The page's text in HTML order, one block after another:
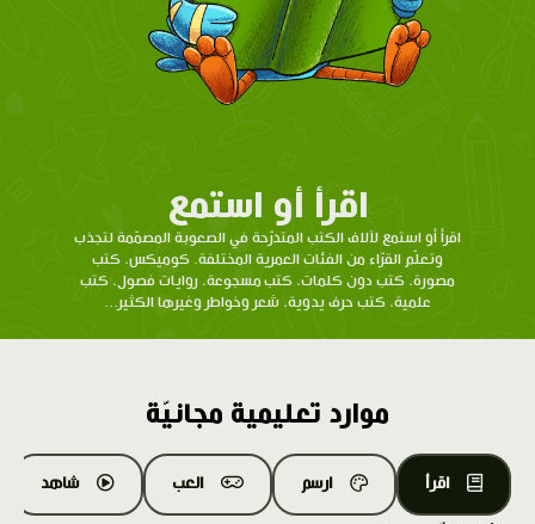
اقرأ أو استمع
اقرأ أو استمع لآلاف الكتب المتدرّحة في الصعوبة المصمّمة لتجذب
وتعلّم القرّاء من الفئات العمرية المختلفة. كوميكس، كتب
مصورة، كتب دون كلمات، كتب مسجوعة، روايات فصول، كتب
علمية، كتب حرف يدوية، شعر وخواطر وغيرها الكثير...
موارد تعليمية مجانيّة
اقرأ ارسم العب شاهد